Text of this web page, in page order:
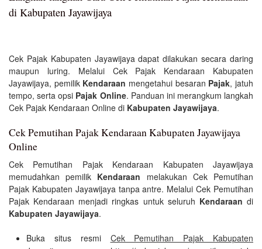
di Kabupaten Jayawijaya
Cek Pajak Kabupaten Jayawijaya dapat dilakukan secara daring
maupun luring. Melalui Cek Pajak Kendaraan Kabupaten
Jayawijaya, pemilik Kendaraan mengetahui besaran Pajak, jatuh
tempo, serta opsi Pajak Online. Panduan ini merangkum langkah
Cek Pajak Kendaraan Online di Kabupaten Jayawijaya.
Cek Pemutihan Pajak Kendaraan Kabupaten Jayawijaya
Online
Cek Pemutihan Pajak Kendaraan Kabupaten Jayawijaya
memudahkan pemilik Kendaraan melakukan Cek Pemutihan
Pajak Kabupaten Jayawijaya tanpa antre. Melalui Cek Pemutihan
Pajak Kendaraan menjadi ringkas untuk seluruh Kendaraan di
Kabupaten Jayawijaya.
Buka situs resmi Cek Pemutihan Pajak Kabupaten